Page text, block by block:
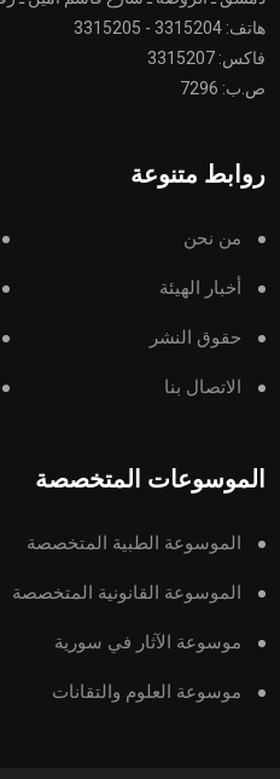
هاتف: 3315204 - 3315205
فاكس: 3315207
ص.ب: 7296
روابط متنوعة
من نحن
أخبار الهيئة
حقوق النشر
الاتصال بنا
الموسوعات المتخصصة
الموسوعة الطبية المتخصصة
الموسوعة القانونية المتخصصة
موسوعة الآثار في سورية
موسوعة العلوم والتقانات